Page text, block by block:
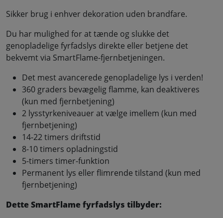
Sikker brug i enhver dekoration uden brandfare.
Du har mulighed for at tænde og slukke det
genopladelige fyrfadslys direkte eller betjene det
bekvemt via SmartFlame-fjernbetjeningen.
Det mest avancerede genopladelige lys i verden!
360 graders bevægelig flamme, kan deaktiveres
(kun med fjernbetjening)
2 lysstyrkeniveauer at vælge imellem (kun med
fjernbetjening)
14-22 timers driftstid
8-10 timers opladningstid
5-timers timer-funktion
Permanent lys eller flimrende tilstand (kun med
fjernbetjening)
Dette SmartFlame fyrfadslys tilbyder: